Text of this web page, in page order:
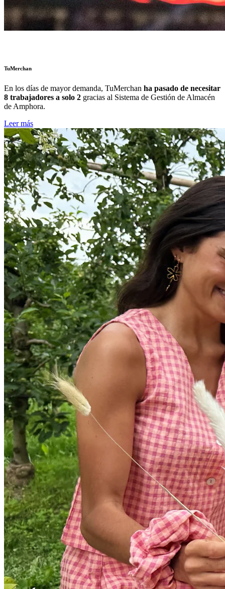
TuMerchan
En los días de mayor demanda, TuMerchan ha pasado de necesitar
8 trabajadores a solo 2 gracias al Sistema de Gestión de Almacén
de Amphora.
Leer más